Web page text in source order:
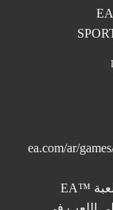
ea.com/ar/
** تستند إحصائيات مواسم الجولة العالمية للعبة ™EA